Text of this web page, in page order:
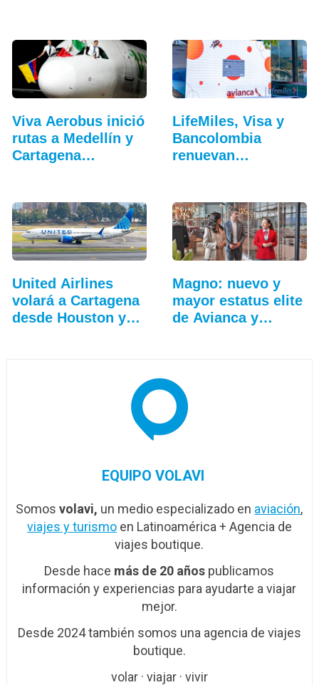
Viva Aerobus inició
rutas a Medellín y
Cartagena…
LifeMiles, Visa y
Bancolombia
renuevan
United Airlines
volará a Cartagena
desde Houston y…
Magno: nuevo y
mayor estatus elite
de Avianca y
EQUIPO VOLAVI
Somosvolavi, un medio especializado en aviación,
viajes y turismoen Latinoamérica + Agencia de
viajes boutique.
Desde hace más de 20 años publicamos
información y experiencias para ayudarte a viajar
mejor.
Desde 2024 también somos una agencia de viajes
boutique.
volar · viajar · vivir